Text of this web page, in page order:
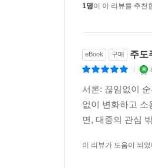
역사적으로 애플, 엔
--- 본문 중에서
1명이 이 리뷰를 추천
eBook 구매 주도
서론: 끊임없이
없이 변화하고
면, 대중의 관심
이 리뷰가 도움이 되